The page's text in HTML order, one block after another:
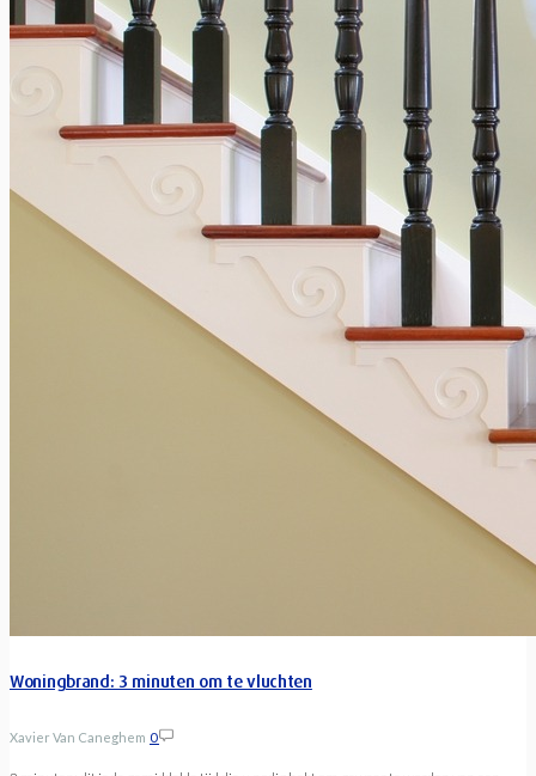
Woningbrand: 3 minuten om te vluchten
Xavier Van Caneghem 0